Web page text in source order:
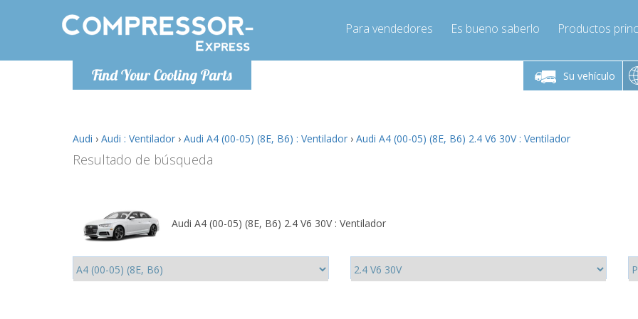
Find Your Cooling Parts
Para vendedores Es bueno saberlo Productos
Su vehículo
De lunes a viernes de 9:00 a De lunes a viernes de 9:00 a
16:00
Info@compressor-express.es
De lunes a
Audi › Audi : Ventilador › Audi A4 (00-05) (8E, B6) : Ventilador › Audi A4 (00-05) (8E, B6) 2.4 V6 30V : Ventilador
Resultado de búsqueda
Audi A4 (00-05) (8E, B6) 2.4 V6 30V : Ventilador